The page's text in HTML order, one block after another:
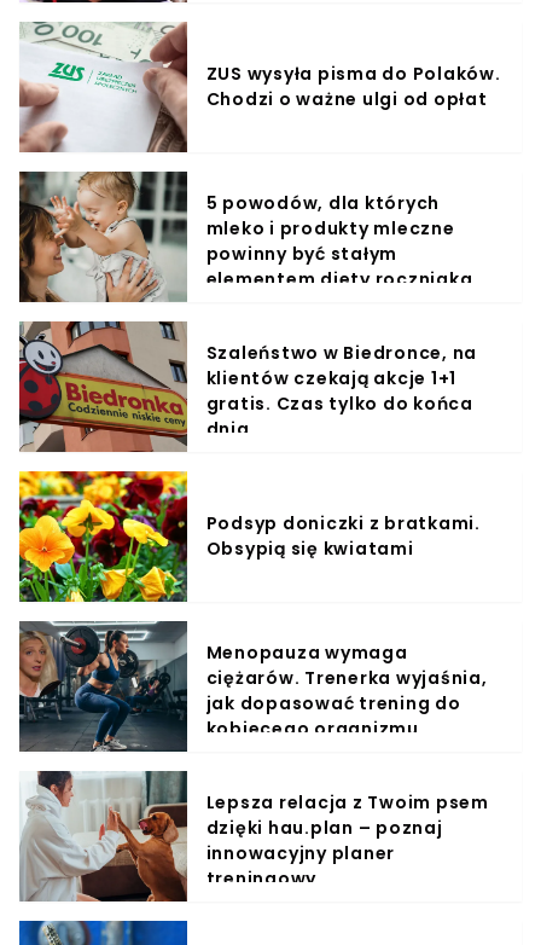
ZUS wysyła pisma do Polaków.
Chodzi o ważne ulgi od opłat
5 powodów, dla których
mleko i produkty mleczne
powinny być stałym
elementem diety roczniaka
Szaleństwo w Biedronce, na
klientów czekają akcje 1+1
gratis. Czas tylko do końca
dnia
Podsyp doniczki z bratkami.
Obsypią się kwiatami
Menopauza wymaga
ciężarów. Trenerka wyjaśnia,
jak dopasować trening do
kobiecego organizmu
Lepsza relacja z Twoim psem
dzięki hau.plan – poznaj
innowacyjny planer
treningowy